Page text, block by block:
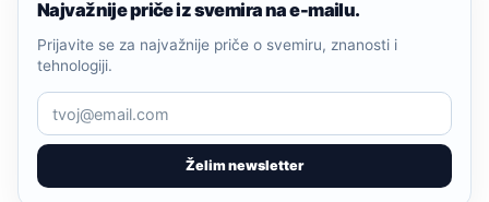
Najvažnije priče iz svemira na e-mailu.
Želim newsletter
Prijavite se za najvažnije priče o svemiru, znanosti i
tehnologiji.